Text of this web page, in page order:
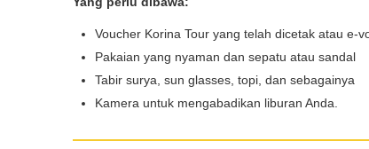
Voucher Korina Tour yang telah dicetak atau e-
Pakaian yang nyaman dan sepatu atau sandal
Tabir surya, sun glasses, topi, dan sebagainya
Kamera untuk mengabadikan liburan Anda.